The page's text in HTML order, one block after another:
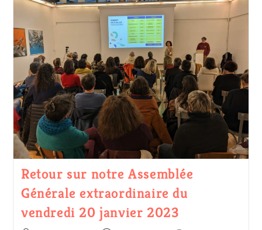
Retour sur notre Assemblée
Générale extraordinaire du
vendredi 20 janvier 2023